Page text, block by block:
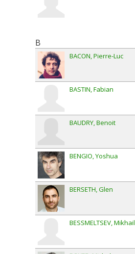
B
BACON Pierre-Luc
BASTIN Fabian
BAUDRY Benoit
BENGIO Yoshua
BERSETH Glen
BESSMELTSEV Mikhail